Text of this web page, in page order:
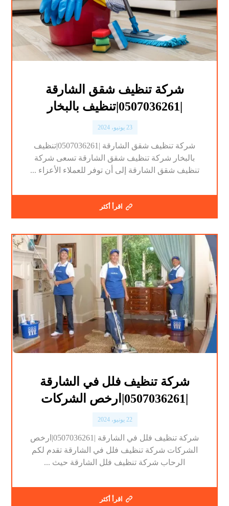
شركة تنظيف شقق الشارقة
|0507036261|تنظيف بالبخار
23 يونيو، 2024
شركة تنظيف شقق الشارقة |0507036261|تنظيف
بالبخار شركة تنظيف شقق الشارقة تسعى شركة
تنظيف شقق الشارقة إلى أن توفر للعملاء الأعزاء ...
اقرأ أكثر
شركة تنظيف فلل في الشارقة
22 يونيو، 2024
شركة تنظيف فلل في الشارقة |0507036261|ارخص
الشركات شركة تنظيف فلل في الشارقة تقدم لكم
الرحاب شركة تنظيف فلل الشارقة حيث ...
اقرأ أكثر